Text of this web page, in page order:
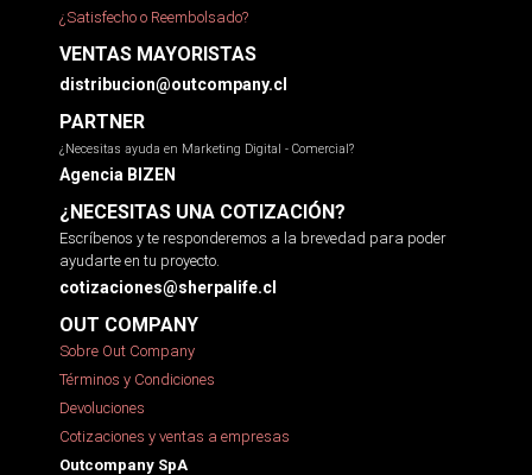
¿Satisfecho o Reembolsado?
VENTAS MAYORISTAS
distribucion@outcompany.cl
PARTNER
¿Necesitas ayuda en Marketing Digital - Comercial?
Agencia BIZEN
¿NECESITAS UNA COTIZACIÓN?
Escríbenos y te responderemos a la brevedad para poder
ayudarte en tu proyecto.
cotizaciones@sherpalife.cl
OUT COMPANY
Sobre Out Company
Términos y Condiciones
Devoluciones
Cotizaciones y ventas a empresas
Outcompany SpA